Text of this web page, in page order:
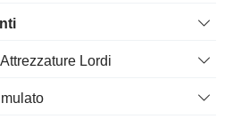
Lordi